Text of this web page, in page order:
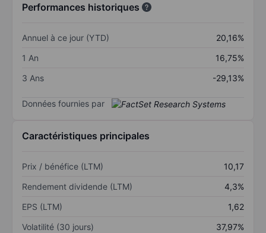
Performances historiques
Annuel à ce jour (YTD)
20,16%
1 An
16,75%
3 Ans
-29,13%
Données fournies par
Caractéristiques principales
Prix / bénéfice (LTM)
10,17
Rendement dividende (LTM)
4,3%
EPS (LTM)
1,62
Volatilité (30 jours)
37,97%